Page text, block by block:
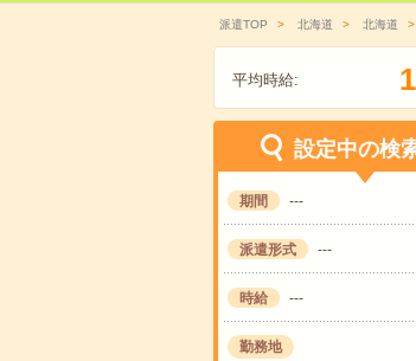
派遣TOP 北海道 北海道
平均時給: 1
設定中の検
期間 ---
派遣形式 ---
時給 ---
勤務地